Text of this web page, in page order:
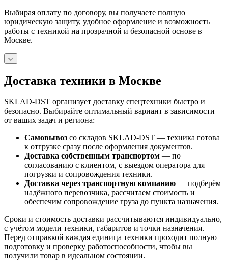
Выбирая оплату по договору, вы получаете полную
юридическую защиту, удобное оформление и возможность
работы с техникой на прозрачной и безопасной основе в
Москве.
Доставка техники в Москве
SKLAD-DST организует доставку спецтехники быстро и
безопасно. Выбирайте оптимальный вариант в зависимости
от ваших задач и региона:
Самовывоз со складов SKLAD-DST — техника готова
к отгрузке сразу после оформления документов.
Доставка собственным транспортом — по
согласованию с клиентом, с выездом оператора для
погрузки и сопровождения техники.
Доставка через транспортную компанию — подберём
надёжного перевозчика, рассчитаем стоимость и
обеспечим сопровождение груза до пункта назначения.
Сроки и стоимость доставки рассчитываются индивидуально,
с учётом модели техники, габаритов и точки назначения.
Перед отправкой каждая единица техники проходит полную
подготовку и проверку работоспособности, чтобы вы
получили товар в идеальном состоянии.